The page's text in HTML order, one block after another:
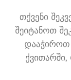
თქვენი
შეიტანოთ
დააჭიროთ